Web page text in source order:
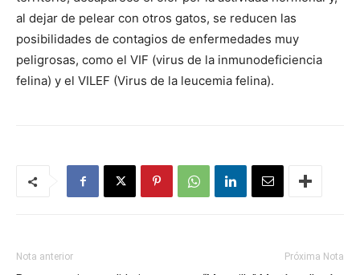
al dejar de pelear con otros gatos, se reducen las
posibilidades de contagios de enfermedades muy
peligrosas, como el VIF (virus de la inmunodeficiencia
felina) y el VILEF (Virus de la leucemia felina).
Nota anterior Próxima Nota